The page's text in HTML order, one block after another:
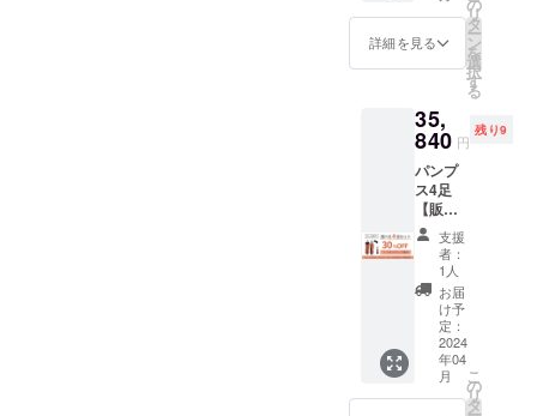
内・室
ご試着
利用の
で承っ
ており
ます。
交換品
の再交
換・返
品は
承って
おりま
せん。
※デザイ
様は変
更にな
ざいま
す。ご
了承く
ださ
い。 ※
交換は
原則サ
イズ交
換のみ
承りま
す。 ※
返品・
交換は
商品到
着後14
いま
お届け
が完了
ら順次
一般販
売を開
始させ
ていた
だきま
す。 ※
税込、
送料込
の価格
です。
※デザイ
ン・仕
様は変
更にな
ンを合
わせて
ご支援
※生産の
都合
上、ま
た社会
情勢の
影響等
によ
り、お
届け時
期に遅
れが発
生する
可能性
がござ
いま
択くだ
さい。
ラーか
ら順次
発送い
たしま
す。 ブ
ラッ
ク・ラ
イトグ
レー
ミック
ス・ネ
イビー
は3月、
オー
ク・ア
イボ
クリッ
プ1点提
供！ ・
先着20
定！パ
ンプス
が販売
予定価
格より
28%OF
F ・お
好きな
ラー、
サイズ
をお選
びいた
だけま
す。※リ
ボンク
詳細を見る
リ
タ
ー
ン
を
選
択
す
る
35,
840 円
残り9
パンプ
ス4足
【販売
予定価
格
51200
円→早
割価格
35840
円】+リ
ボン
シュー
クリッ
支援
者：
1人
お届
け予
定：
2024
年04
月
こ
の
リ
タ